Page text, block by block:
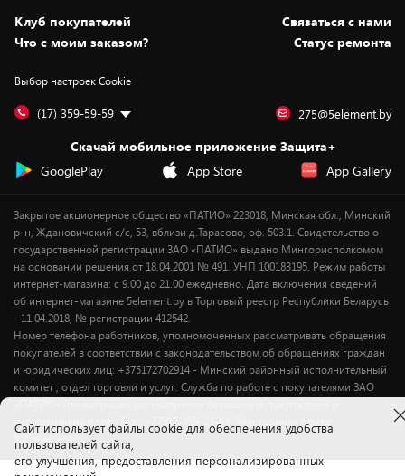
Статьи и обзоры
Вакансии
Дай пять добру!
Безналичный расчёт
Обмен и возврат товара
Обработка персональных данных
Подарочные карты
Установка техники
Для игровых консолей
Для мобильных устройств
Для компьютеров
Сервисные центры
Скидки и промокоды
Белорусские товары
Бонусы
Оплата частями
Уценка
Клуб покупателей
Cвязаться с нами
Что с моим заказом?
Статус ремонта
Выбор настроек Cookie
(17) 359-59-59 275@5element.by
Скачай мобильное приложение Защита+
GooglePlay
App Store App Gallery
Закрытое акционерное общество «ПАТИО» 223018, Минская обл., Минский
р-н, Ждановичский с/с, 53, вблизи д.Тарасово, оф. 503.1. Свидетельство о
государственной регистрации ЗАО «ПАТИО» выдано Мингорисполкомом
на основании решения от 18.04.2001 № 491. УНП 100183195. Режим работы
интернет-магазина: с 9.00 до 21.00 ежедневно. Дата включения сведений
об интернет-магазине 5element.by в Торговый реестр Республики Беларусь
- 11.04.2018, № регистрации 412542.
Номер телефона работников, уполномоченных рассматривать обращения
покупателей в соответствии с законодательством об обращениях граждан
и юридических лиц: +375172702914 - Минский районный исполнительный
комитет , отдел торговли и услуг. Служба по работе с покупателями ЗАО
нарушении их прав): Тел.: +37517-359-23-83. Электронная почта:
Cайт использует файлы cookie для обеспечения удобства
пользователей сайта,
его улучшения, предоставления персонализированных